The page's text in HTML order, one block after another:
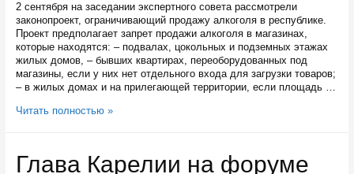
2 сентября на заседании экспертного совета рассмотрели
законопроект, ограничивающий продажу алкоголя в республике.
Проект предполагает запрет продажи алкоголя в магазинах,
которые находятся: – подвалах, цокольных и подземных этажах
жилых домов, – бывших квартирах, переоборудованных под
магазины, если у них нет отдельного входа для загрузки товаров;
– в жилых домах и на прилегающей территории, если площадь …
С
года
Читать полностью »
Глава Карелии на форуме